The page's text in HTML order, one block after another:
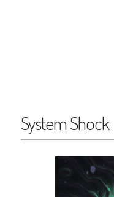
System Shock